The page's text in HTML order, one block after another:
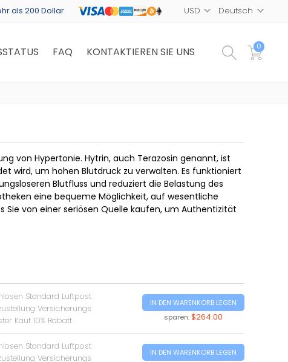
als 200 Dollar
FAQ KONTAKTIEREN SIE UNS 0
von Hypertonie. Hytrin, auch Terazosin genannt, ist
wird, um hohen Blutdruck zu verwalten. Es funktioniert
Blutfluss und reduziert die Belastung des
eine bequeme Möglichkeit, auf wesentliche
Sie von einer seriösen Quelle kaufen, um Authentizität
Standard Luftpost
Versicherungs
Kauf 10% Rabatt
IN DEN WARENKORB LEGEN
sparen:$264.00
Standard Luftpost
Versicherungs
IN DEN WARENKORB LEGEN